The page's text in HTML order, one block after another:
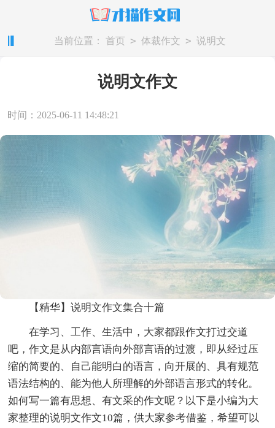
当前位置： 首页 > 体裁作文 > 说明文
说明文作文
时间：2025-06-11 14:48:21
【精华】说明文作文集合十篇
在学习、工作、生活中，大家都跟作文打过交道
吧，作文是从内部言语向外部言语的过渡，即从经过压
缩的简要的、自己能明白的语言，向开展的、具有规范
语法结构的、能为他人所理解的外部语言形式的转化。
如何写一篇有思想、有文采的作文呢？以下是小编为大
家整理的说明文作文10篇，供大家参考借鉴，希望可以